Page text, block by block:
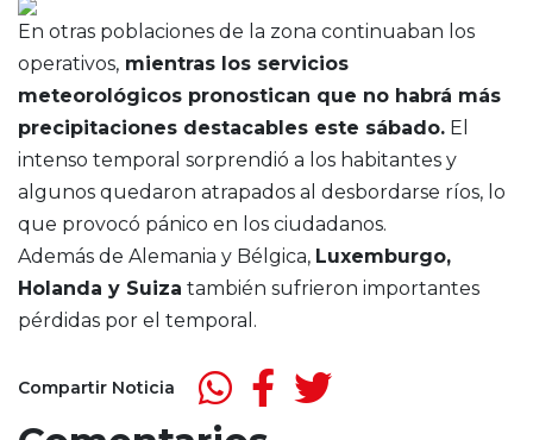
En otras poblaciones de la zona continuaban los
operativos, mientras los servicios
meteorológicos pronostican que no habrá más
precipitaciones destacables este sábado. El
intenso temporal sorprendió a los habitantes y
algunos quedaron atrapados al desbordarse ríos, lo
que provocó pánico en los ciudadanos.
Además de Alemania y Bélgica, Luxemburgo,
Holanda y Suiza también sufrieron importantes
pérdidas por el temporal.
Compartir Noticia